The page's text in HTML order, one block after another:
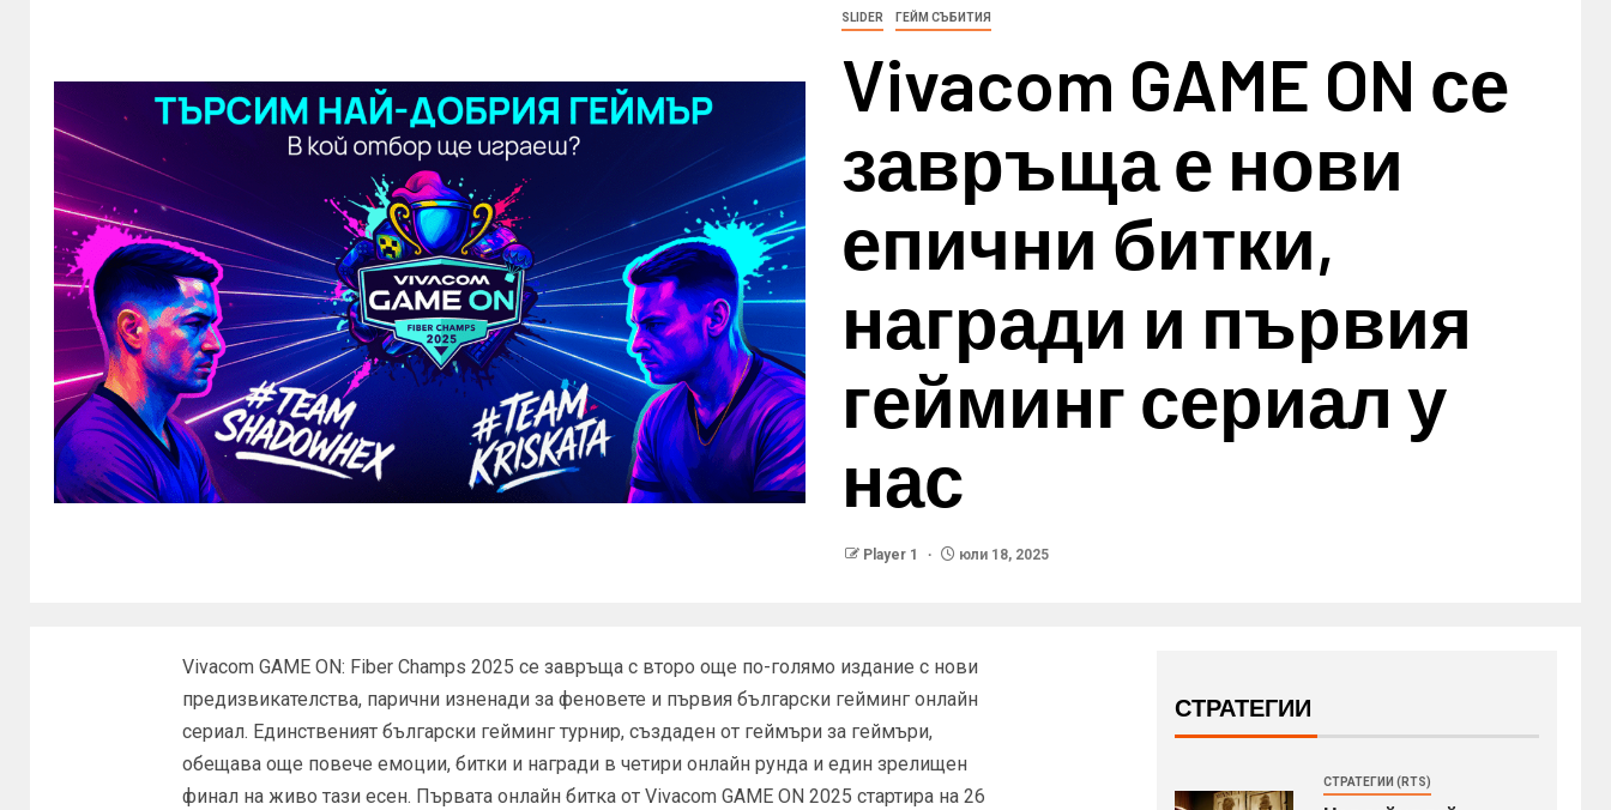
SLIDER ГЕЙМ СЪБИТИЯ
Vivacom GAME ON се
завръща е нови
епични битки,
награди и първия
гейминг сериал у
нас
Player 1 юли 18, 2025
Vivacom GAME ON: Fiber Champs 2025 се завръща с второ още по-голямо издание с нови
предизвикателства, парични изненади за феновете и първия български гейминг онлайн
сериал. Единственият български гейминг турнир, създаден от геймъри за геймъри,
обещава още повече емоции, битки и награди в четири онлайн рунда и един зрелищен
финал на живо тази есен. Първата онлайн битка от Vivacom GAME ON 2025 стартира на 26
СТРАТЕГИИ
СТРАТЕГИИ (RTS)